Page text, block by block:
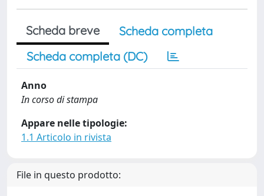
Scheda breve
Scheda completa
Scheda completa (DC)
Anno
In corso di stampa
Appare nelle tipologie:
1.1 Articolo in rivista
File in questo prodotto: